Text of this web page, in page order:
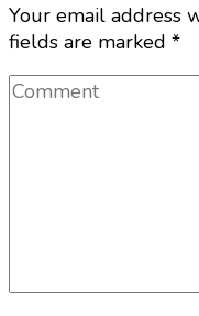
Your email address
fields are marked *
Comment